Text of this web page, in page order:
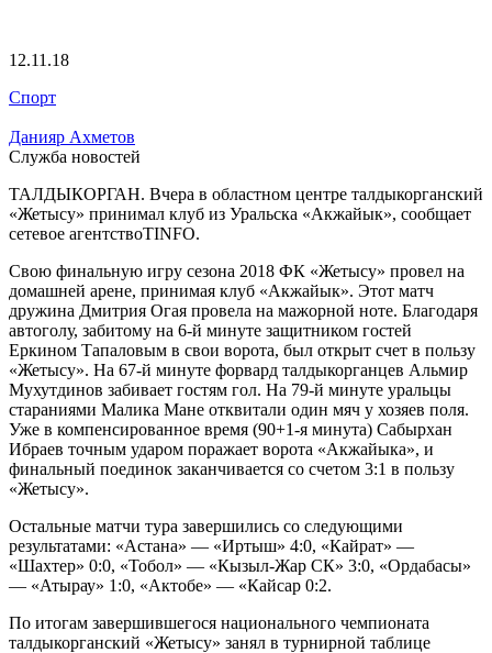
12.11.18
Спорт
Данияр Ахметов
Служба новостей
ТАЛДЫКОРГАН. Вчера в областном центре талдыкорганский
«Жетысу» принимал клуб из Уральска «Акжайык», сообщает
сетевое агентствоTINFO.
Свою финальную игру сезона 2018 ФК «Жетысу» провел на
домашней арене, принимая клуб «Акжайык». Этот матч
дружина Дмитрия Огая провела на мажорной ноте. Благодаря
автоголу, забитому на 6-й минуте защитником гостей
Еркином Тапаловым в свои ворота, был открыт счет в пользу
«Жетысу». На 67-й минуте форвард талдыкорганцев Альмир
Мухутдинов забивает гостям гол. На 79-й минуте уральцы
стараниями Малика Мане отквитали один мяч у хозяев поля.
Уже в компенсированное время (90+1-я минута) Сабырхан
Ибраев точным ударом поражает ворота «Акжайыка», и
финальный поединок заканчивается со счетом 3:1 в пользу
«Жетысу».
Остальные матчи тура завершились со следующими
результатами: «Астана» — «Иртыш» 4:0, «Кайрат» —
«Шахтер» 0:0, «Тобол» — «Кызыл-Жар СК» 3:0, «Ордабасы»
— «Атырау» 1:0, «Актобе» — «Кайсар 0:2.
По итогам завершившегося национального чемпионата
талдыкорганский «Жетысу» занял в турнирной таблице